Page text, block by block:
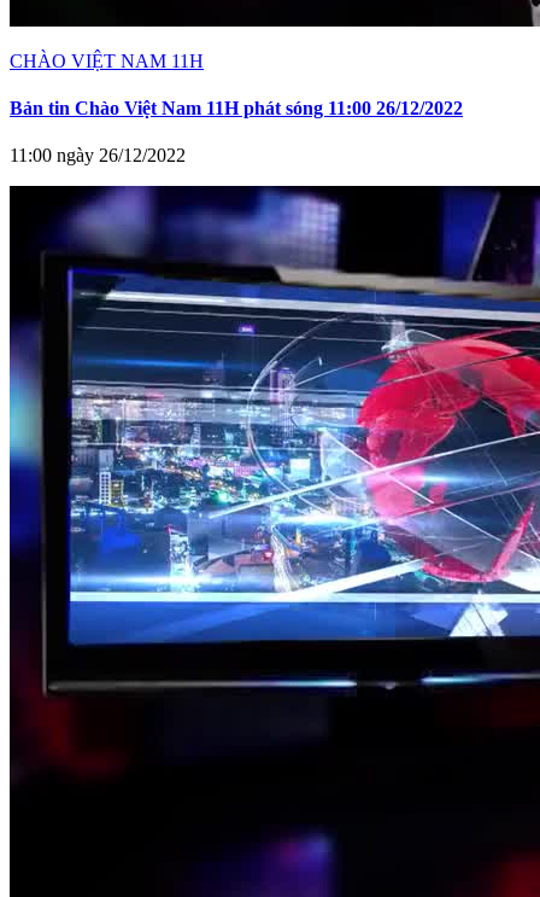
CHÀO VIỆT NAM 11H
Bản tin Chào Việt Nam 11H phát sóng 11:00 26/12/2022
11:00 ngày 26/12/2022